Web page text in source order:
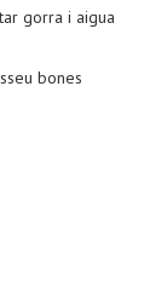
gorra i aigua
bones